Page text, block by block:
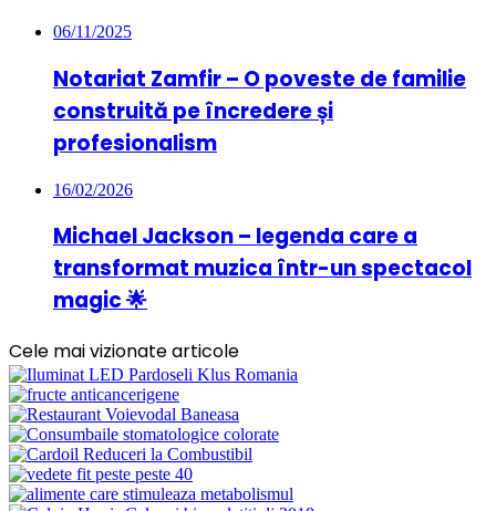
06/11/2025
Notariat Zamfir – O poveste de familie
construită pe încredere și
profesionalism
16/02/2026
Michael Jackson – legenda care a
transformat muzica într-un spectacol
magic 🌟
Cele mai vizionate articole